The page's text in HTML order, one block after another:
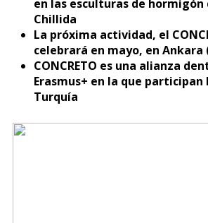
en las esculturas de hormigón
Chillida
La próxima actividad, el
celebrará en mayo, en Ankara
CONCRETO es una alianza
Erasmus+ en la que participan
Turquía